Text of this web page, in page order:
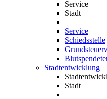
Service
Stadt
Service
Schiedsstelle
Stadtentwicklung
Stadt